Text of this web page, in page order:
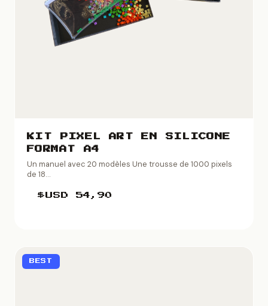
KIT PIXEL ART EN SILICONE
FORMAT A4
Un manuel avec 20 modèles Une trousse de 1000 pixels
de 18...
$USD54,90
BEST